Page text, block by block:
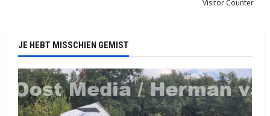
Visitor Counter
JE HEBT MISSCHIEN GEMIST